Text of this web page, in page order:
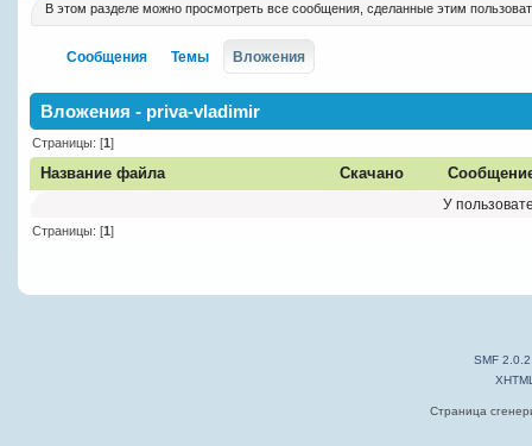
В этом разделе можно просмотреть все сообщения, сделанные этим
Сообщения Темы Вложения
Вложения - priva-vladimir
Страницы: [1]
Название файла Скачано
У
Страницы: [1]
SMF 2.0.2
Страница